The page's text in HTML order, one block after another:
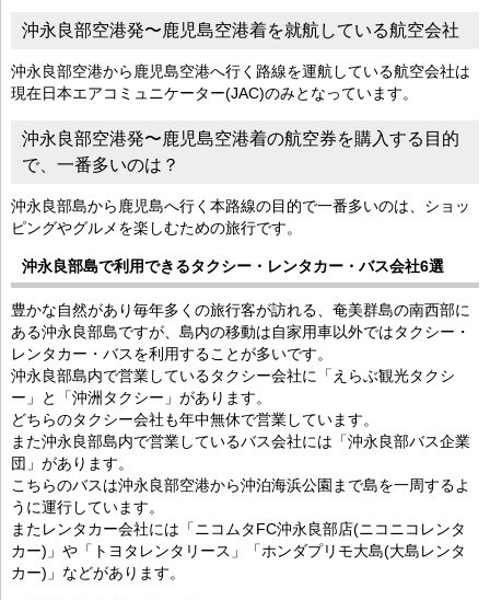
沖永良部空港発〜鹿児島空港着を就航している航空会社
沖永良部空港から鹿児島空港へ行く路線を運航している航空会社は
現在日本エアコミュニケーター(JAC)のみとなっています。
沖永良部空港発〜鹿児島空港着の航空券を購入する目的
で、一番多いのは？
沖永良部島から鹿児島へ行く本路線の目的で一番多いのは、ショッ
ピングやグルメを楽しむための旅行です。
沖永良部島で利用できるタクシー・レンタカー・バス会社6選
豊かな自然があり毎年多くの旅行客が訪れる、奄美群島の南西部に
ある沖永良部島ですが、島内の移動は自家用車以外ではタクシー・
レンタカー・バスを利用することが多いです。
沖永良部島内で営業しているタクシー会社に「えらぶ観光タクシ
ー」と「沖洲タクシー」があります。
どちらのタクシー会社も年中無休で営業しています。
また沖永良部島内で営業しているバス会社には「沖永良部バス企業
団」があります。
こちらのバスは沖永良部空港から沖泊海浜公園まで島を一周するよ
うに運行しています。
またレンタカー会社には「ニコムタFC沖永良部店(ニコニコレンタ
カー)」や「トヨタレンタリース」「ホンダプリモ大島(大島レンタ
カー)」などがあります。